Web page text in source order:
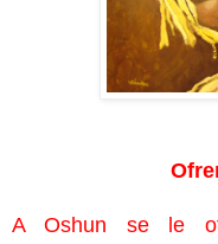
A Oshun se le